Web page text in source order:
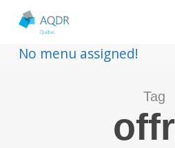
No menu assigned!
Tag